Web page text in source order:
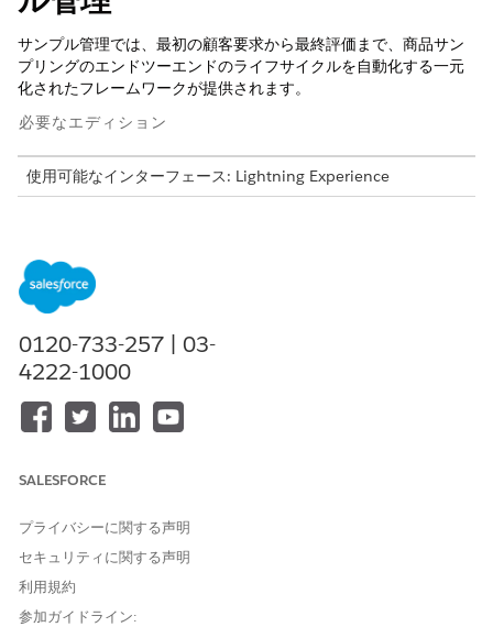
サンプル管理では、最初の顧客要求から最終評価まで、商品サン
プリングのエンドツーエンドのライフサイクルを自動化する一元
化されたフレームワークが提供されます。
必要なエディション
使用可能なインターフェース: Lightning Experience
サンプル申請を一元化して、状況、商品の選択、承認を完全に可
視化します。標準カタログ商品と複雑なカスタム要件の両方の要
業、業務、研究開発を 1 つの情報源で結び付けます。
詳細は、「サンプルの管理
0120-733-257 | 03-
4222-1000
SALESFORCE
プライバシーに関する声明
セキュリティに関する声明
利用規約
参加ガイドライン: